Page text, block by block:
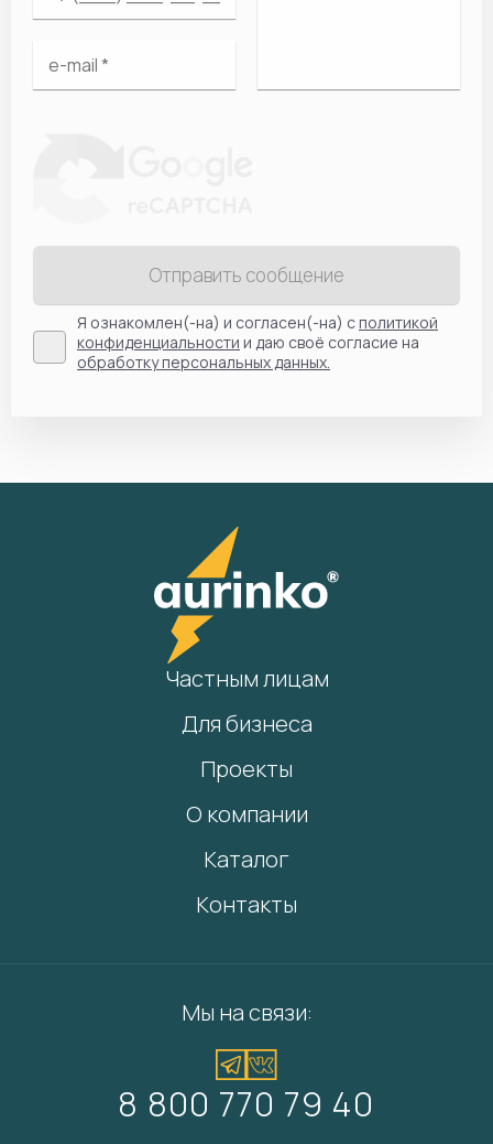
Отправить сообщение
Я ознакомлен(-на) и согласен(-на) сполитикой
конфиденциальности и даю своё согласие на
обработку персональных данных.
Частным лицам
Для бизнеса
Проекты
О компании
Каталог
Контакты
Мы на связи:
8 800 770 79 40